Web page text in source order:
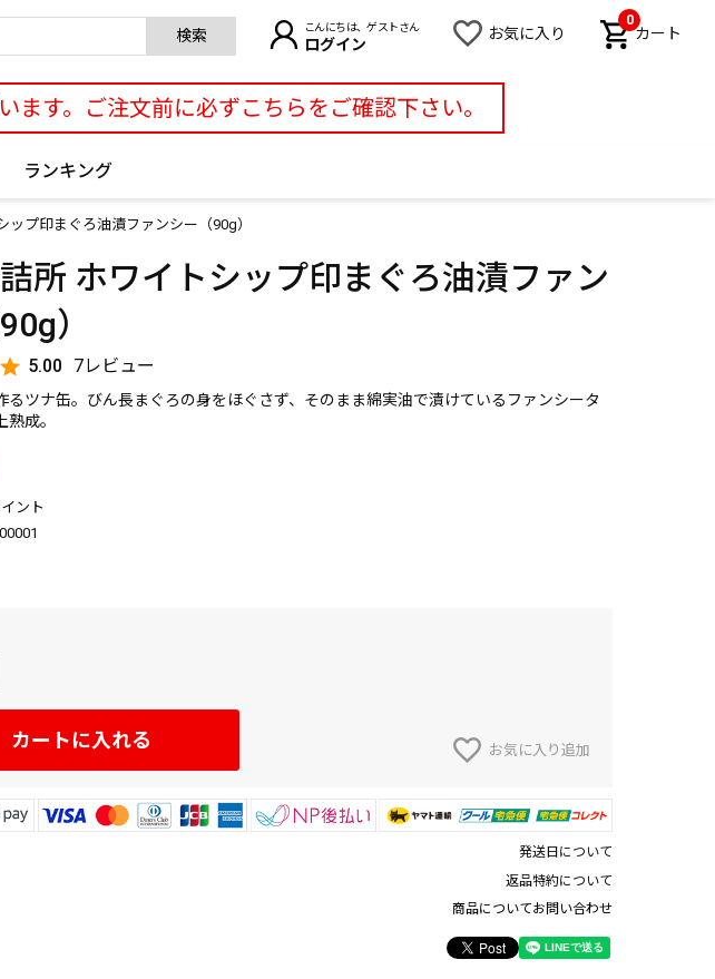
検索 こんにちは、ゲストさん
ログイン
お気に入り カート
0
す。ご注文前に必ずこちらをご確認下さい。
ランキング
ップ印まぐろ油漬ファンシー（90g）
所 ホワイトシップ印まぐろ油漬ファン
）
5.00 7
るツナ缶。びん長まぐろの身をほぐさず、そのまま綿実油で漬けているファンシータ
成。
ント
お気に入り追加
カートに入れる
発送日について
返品特約について
商品についてお問い合わせ